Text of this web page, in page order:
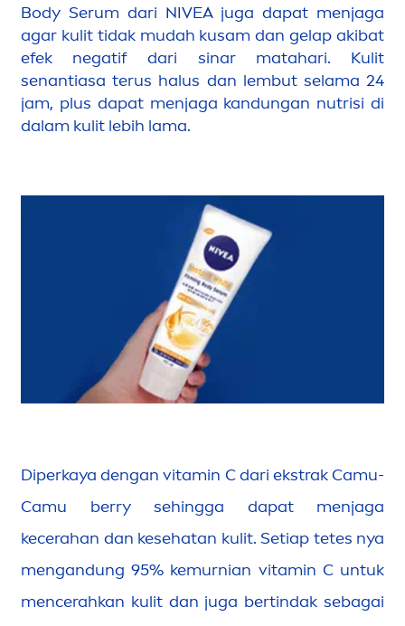
Body Serum dari NIVEAjuga dapat menjaga
agar kulit tidak mudah kusam dan gelap akibat
efek negatif dari sinar matahari. Kulit
senantiasa terus halus dan lembut selama 24
jam, plus dapat menjaga kandungan nutrisi di
dalam kulit lebih lama.
Diperkaya denganvitamin C dari ekstrak Camu-
Camu berry sehingga dapat menjaga
kecerahan dan kesehatan kulit. Setiap tetes nya
mengandung 95% kemurnian vitamin C untuk
mencerahkan kulit dan juga bertindak sebagai